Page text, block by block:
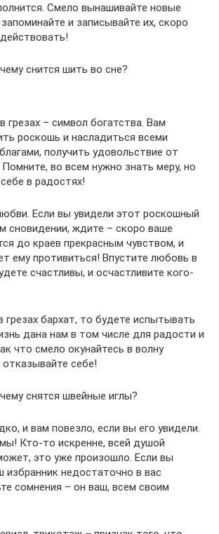
Смело вынашивайте новые
и записывайте их, скоро
снится шить во сне?
грезах – символ богатства. Вам
роскошь и насладиться всеми
получить удовольствие от
во всем нужно знать меру, но
в радостях!
Если вы увидели этот роскошный
сновидении, ждите – скоро ваше
до краев прекрасным чувством, и
ему противиться! Впустите любовь в
счастливы, и осчастливите кого-
грезах бархат, то будете испытывать
дана нам в том числе для радости и
что смело окунайтесь в волну
себе!
снятся швейные иглы?
и вам повезло, если вы его увидели.
Кто-то искренне, всей душой
это уже произошло. Если вы
избранник недостаточно в вас
сомнения – он ваш, всем своим